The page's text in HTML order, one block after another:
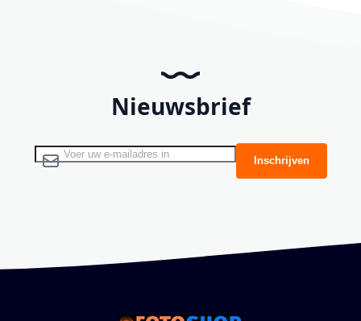
Nieuwsbrief
Abonneer u op onze nieuwsbrief Inschrijven